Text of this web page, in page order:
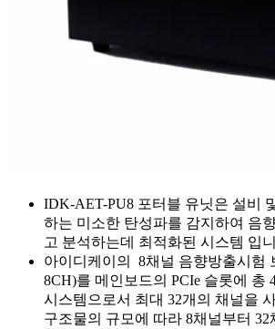
IDK-AET-PU8 포터블 유닛은 설비
하는 미소한 탄성파를 감지하여 음
고 분석하는데 최적화된 시스템 입
아이디케이의 8채널 음향방출시험
8CH)를 메인보드의 PCIe 슬롯에 총
시스템으로서 최대 32개의 채널을
구조물의 규모에 따라 8채널부터